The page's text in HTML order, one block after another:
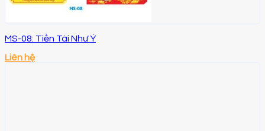
MS-08: Tiền Tài Như Ý
Liên hệ